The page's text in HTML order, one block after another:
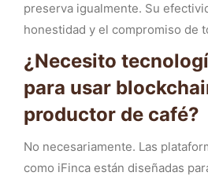
preserva igualmente. Su
honestidad y el compromiso de
¿Necesito
para usar
productor de café?
No necesariamente. Las
como iFinca están diseñadas